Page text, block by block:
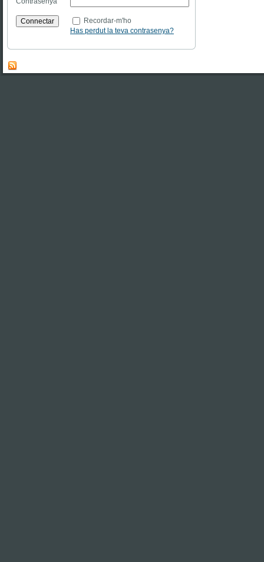
Recordar-m'ho
Has perdut la teva contrasenya?